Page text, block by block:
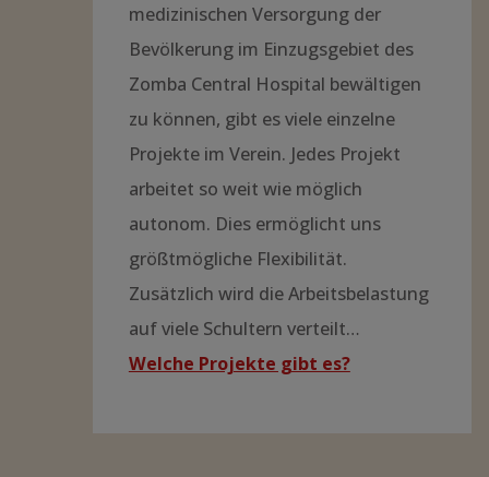
medizinischen Versorgung der
Bevölkerung im Einzugsgebiet des
Zomba Central Hospital bewältigen
zu können, gibt es viele einzelne
Projekte im Verein. Jedes Projekt
arbeitet so weit wie möglich
autonom. Dies ermöglicht uns
größtmögliche Flexibilität.
Zusätzlich wird die Arbeitsbelastung
auf viele Schultern verteilt…
Welche Projekte gibt es?